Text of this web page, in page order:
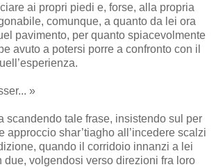
ai propri piedi e, forse, alla propria
comunque, a quanto da lei ora
pavimento, per quanto spiacevolmente
avuto a potersi porre a confronto con il
»
scandendo tale frase, insistendo sul per
approccio shar’tiagho all’incedere scalzi
quando il corridoio innanzi a lei
due, volgendosi verso direzioni fra loro